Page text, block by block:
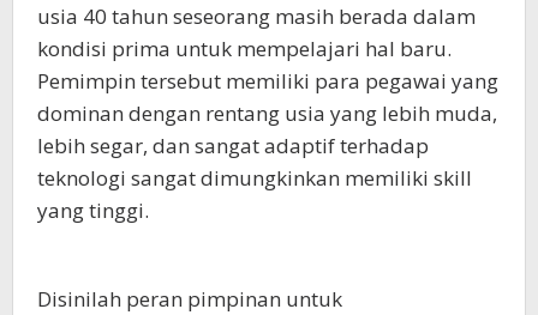
usia 40 tahun seseorang masih berada dalam
kondisi prima untuk mempelajari hal baru.
Pemimpin tersebut memiliki para pegawai yang
dominan dengan rentang usia yang lebih muda,
lebih segar, dan sangat adaptif terhadap
teknologi sangat dimungkinkan memiliki skill
yang tinggi.
Disinilah peran pimpinan untuk